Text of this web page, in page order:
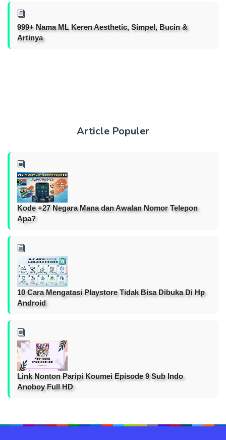
999+ Nama ML Keren Aesthetic, Simpel, Bucin &
Artinya
Article Populer
Kode +27 Negara Mana dan Awalan Nomor Telepon
Apa?
10 Cara Mengatasi Playstore Tidak Bisa Dibuka Di Hp
Android
Link Nonton Paripi Koumei Episode 9 Sub Indo
Anoboy Full HD